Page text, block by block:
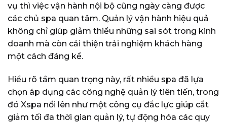
vụ thì việc vận hành nội bộ cũng ngày càng được
các chủ spa quan tâm. Quản lý vận hành hiệu quả
không chỉ giúp giảm thiểu những sai sót trong kinh
doanh mà còn cải thiện trải nghiệm khách hàng
một cách đáng kể.
Hiểu rõ tầm quan trọng này, rất nhiều spa đã lựa
chọn áp dụng các công nghệ quản lý tiên tiến, trong
đó Xspa nổi lên như một công cụ đắc lực giúp cắt
giảm tối đa thời gian quản lý, tự động hóa các quy